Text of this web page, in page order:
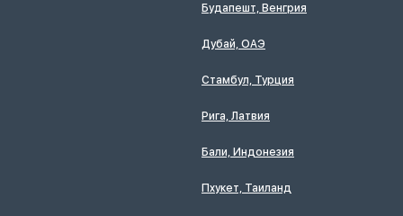
Будапешт, Венгрия
Дубай, ОАЭ
Стамбул, Турция
Рига, Латвия
Бали, Индонезия
Пхукет, Таиланд